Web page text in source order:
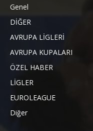
Genel
DİĞER
AVRUPA LİGLERİ
AVRUPA KUPALARI
ÖZEL HABER
LİGLER
EUROLEAGUE
Diğer